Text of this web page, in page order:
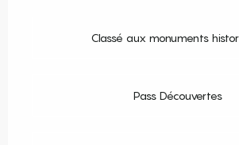
Classé aux monuments
Pass Découvertes